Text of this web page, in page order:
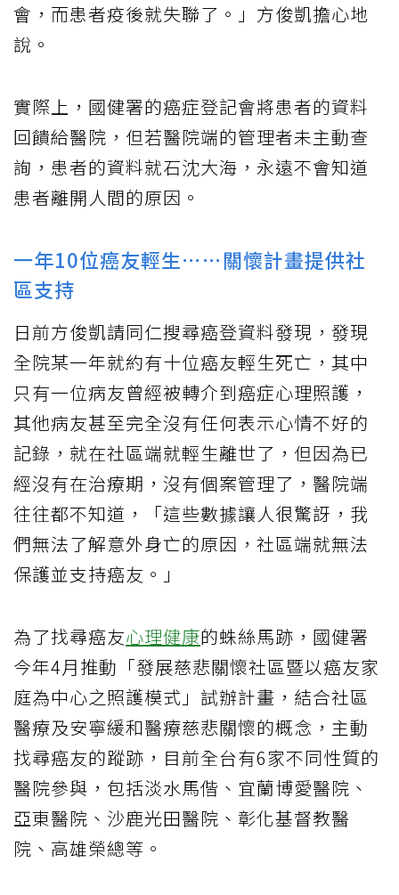
會，而患者疫後就失聯了。」方俊凱擔心地
說。
實際上，國健署的癌症登記會將患者的資料
回饋給醫院，但若醫院端的管理者未主動查
詢，患者的資料就石沈大海，永遠不會知道
患者離開人間的原因。
一年10位癌友輕生⋯⋯關懷計畫提供社
區支持
日前方俊凱請同仁搜尋癌登資料發現，發現
全院某一年就約有十位癌友輕生死亡，其中
只有一位病友曾經被轉介到癌症心理照護，
其他病友甚至完全沒有任何表示心情不好的
記錄，就在社區端就輕生離世了，但因為已
經沒有在治療期，沒有個案管理了，醫院端
往往都不知道，「這些數據讓人很驚訝，我
們無法了解意外身亡的原因，社區端就無法
保護並支持癌友。」
為了找尋癌友心理健康的蛛絲馬跡，國健署
今年4月推動「發展慈悲關懷社區暨以癌友家
庭為中心之照護模式」試辦計畫，結合社區
醫療及安寧緩和醫療慈悲關懷的概念，主動
找尋癌友的蹤跡，目前全台有6家不同性質的
醫院參與，包括淡水馬偕、宜蘭博愛醫院、
亞東醫院、沙鹿光田醫院、彰化基督教醫
院、高雄榮總等。